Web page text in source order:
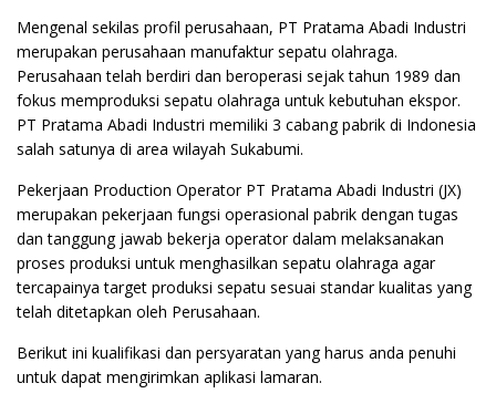
Mengenal sekilas profil perusahaan, PT Pratama Abadi Industri
merupakan perusahaan manufaktur sepatu olahraga.
Perusahaan telah berdiri dan beroperasi sejak tahun 1989 dan
fokus memproduksi sepatu olahraga untuk kebutuhan ekspor.
PT Pratama Abadi Industri memiliki 3 cabang pabrik di Indonesia
salah satunya di area wilayah Sukabumi.
Pekerjaan Production Operator PT Pratama Abadi Industri (JX)
merupakan pekerjaan fungsi operasional pabrik dengan tugas
dan tanggung jawab bekerja operator dalam melaksanakan
proses produksi untuk menghasilkan sepatu olahraga agar
tercapainya target produksi sepatu sesuai standar kualitas yang
telah ditetapkan oleh Perusahaan.
Berikut ini kualifikasi dan persyaratan yang harus anda penuhi
untuk dapat mengirimkan aplikasi lamaran.